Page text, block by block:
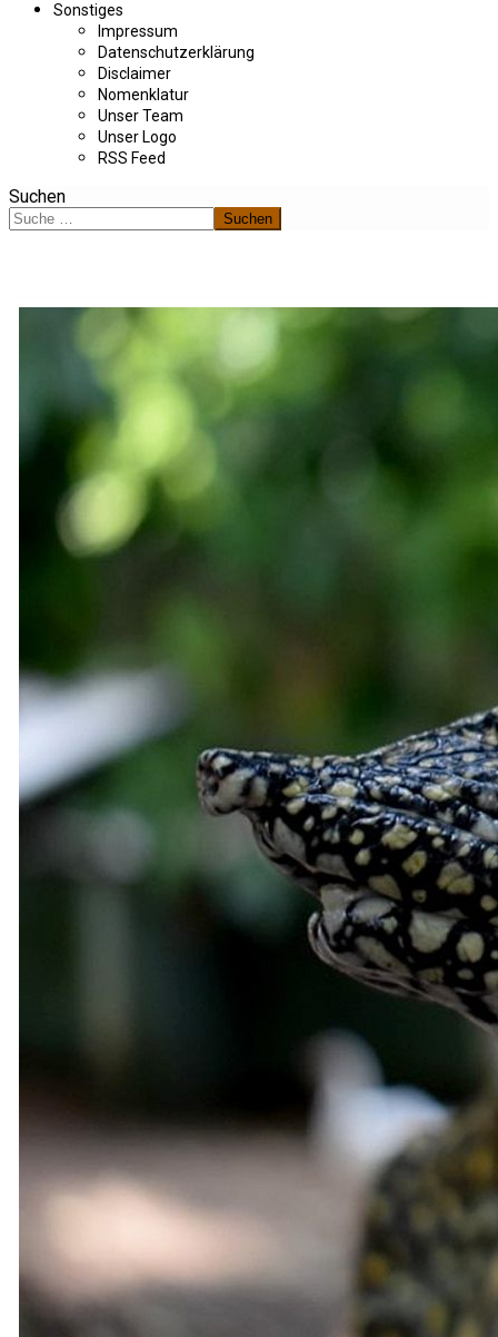
Sonstiges
Impressum
Datenschutzerklärung
Disclaimer
Nomenklatur
Unser Team
Unser Logo
RSS Feed
Suchen
Suchen